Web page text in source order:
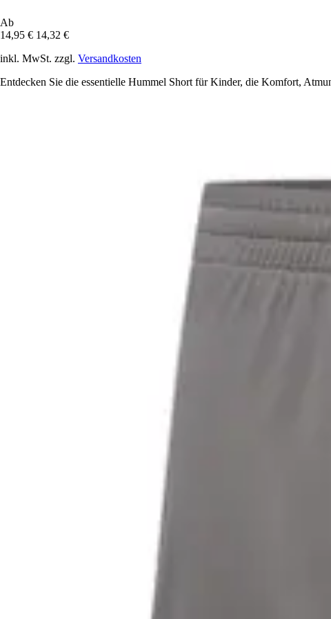
Ab
14,95 € 14,32 €
inkl. MwSt. zzgl. Versandkosten
Entdecken Sie die essentielle Hummel Short für Kinder, die Komfort,